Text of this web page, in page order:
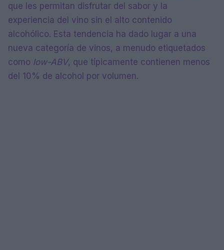
que les permitan disfrutar del sabor y la
experiencia del vino sin el alto contenido
alcohólico. Esta tendencia ha dado lugar a una
nueva categoría de vinos, a menudo etiquetados
como low-ABV, que típicamente contienen menos
del 10% de alcohol por volumen.